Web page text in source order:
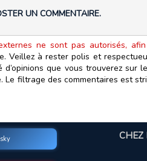
UN COMMENTAIRE.
ne sont pas autorisés,
Veillez à rester polis et
que vous trouverez sur
Le filtrage des commentaires est
CHEZ